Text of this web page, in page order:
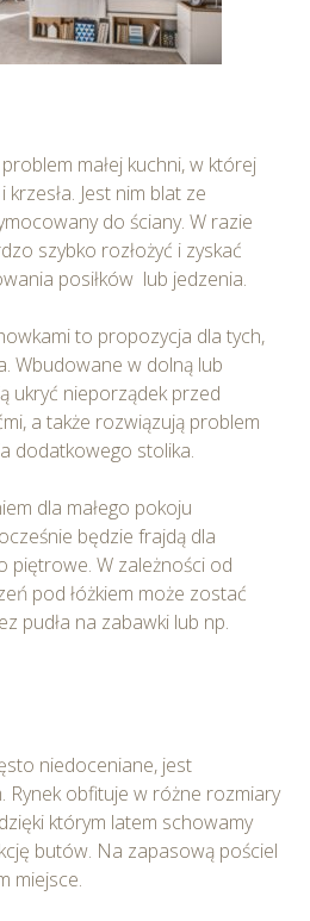
małej kuchni, w której
Jest nim blat ze
do ściany. W razie
szybko rozłożyć i zyskać
posiłków lub jedzenia.
to propozycja dla tych,
Wbudowane w dolną lub
ukryć nieporządek przed
a także rozwiązują problem
dodatkowego stolika.
dla małego pokoju
będzie frajdą dla
piętrowe. W zależności od
pod łóżkiem może zostać
pudła na zabawki lub np.
niedoceniane, jest
Rynek obfituje w różne rozmiary
którym latem schowamy
butów. Na zapasową pościel
miejsce.